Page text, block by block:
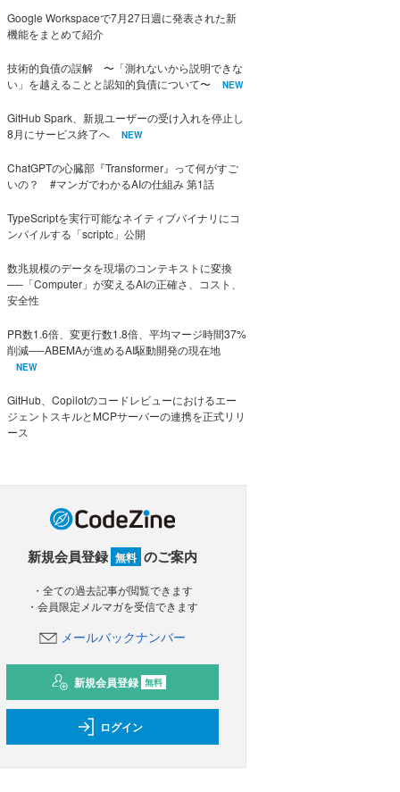
Google Workspaceで7月27日週に発表された新
機能をまとめて紹介
技術的負債の誤解 〜「測れないから説明できな
い」を越えることと認知的負債について〜
NEW
GitHub Spark、新規ユーザーの受け入れを停止し
8月にサービス終了へ
NEW
ChatGPTの心臓部『Transformer』って何がすご
いの？ #マンガでわかるAIの仕組み 第1話
TypeScriptを実行可能なネイティブバイナリにコ
ンパイルする「scriptc」公開
数兆規模のデータを現場のコンテキストに変換
──「Computer」が変えるAIの正確さ、コスト、
安全性
PR数1.6倍、変更行数1.8倍、平均マージ時間37%
削減──ABEMAが進めるAI駆動開発の現在地
NEW
GitHub、Copilotのコードレビューにおけるエー
ジェントスキルとMCPサーバーの連携を正式リリ
ース
新規会員登録 無料 のご案内
・全ての過去記事が閲覧できます
・会員限定メルマガを受信できます
メールバックナンバー
新規会員登録 無料
ログイン